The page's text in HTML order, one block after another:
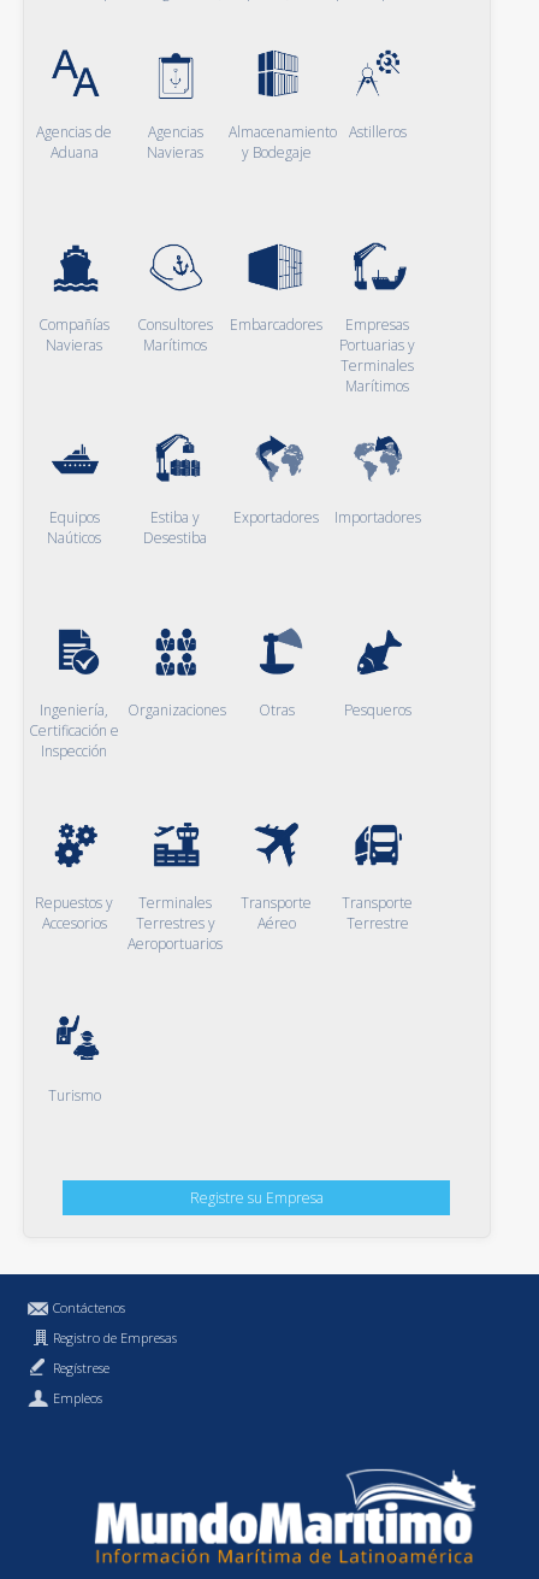
Agencias de
Aduana
Agencias
Navieras
Almacenamiento
y Bodegaje
Astilleros
Compañías
Navieras
Consultores
Marítimos
Embarcadores
Empresas
Portuarias y
Terminales
Marítimos
Equipos
Naúticos
Estiba y
Desestiba
Exportadores Importadores
Ingeniería,
Certificación e
Inspección
Organizaciones Otras Pesqueros
Repuestos y
Accesorios
Terminales
Terrestres y
Aeroportuarios
Transporte
Aéreo
Transporte
Terrestre
Turismo
Registre su Empresa
Contáctenos
Registro de Empresas
Regístrese
Empleos